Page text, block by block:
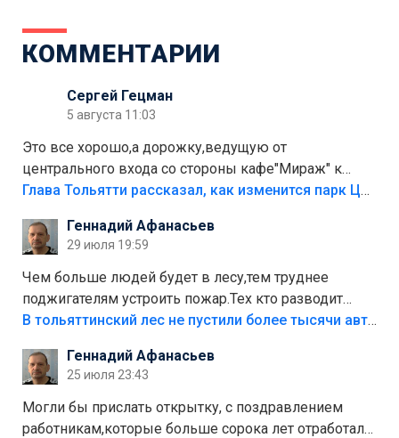
КОММЕНТАРИИ
Сергей Гецман
5 августа 11:03
Это все хорошо,а дорожку,ведущую от
центрального входа со стороны кафе"Мираж" к
аттракционам слабо доделать?А то бордюры
лежала в парке и испортилась.Да еще,видимо,часть
украли.
Глава Тольятти рассказал, как изменится парк Центрального района
Геннадий Афанасьев
29 июля 19:59
Чем больше людей будет в лесу,тем труднее
поджигателям устроить пожар.Тех кто разводит
костры,тех надо безбожно штрафовать.Камер полно
Штрафы мизерные.
В тольяттинский лес не пустили более тысячи автомобилей
Геннадий Афанасьев
25 июля 23:43
Могли бы прислать открытку, с поздравлением
работникам,которые больше сорока лет отработали